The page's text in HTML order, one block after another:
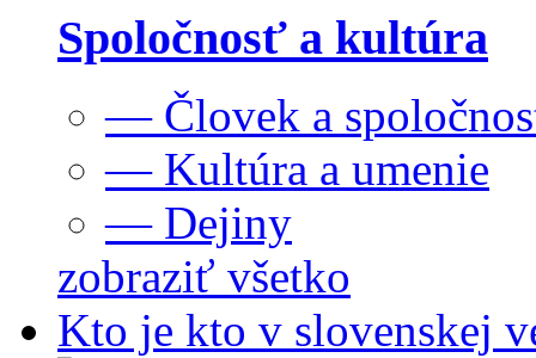
Spoločnosť a kultúra
— Človek a
— Kultúra a umenie
— Dejiny
zobraziť všetko
Kto je kto v slovenskej